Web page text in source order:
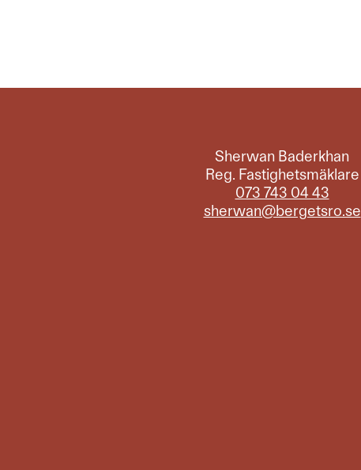
Sherwan Baderkhan
Reg. Fastighetsmäklare
073 743 04 43
sherwan@bergetsro.se